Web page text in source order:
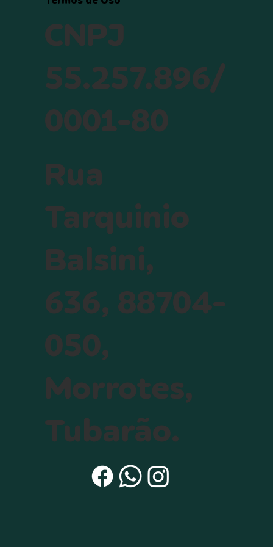
CNPJ
55.257.896/
0001-80
Rua
Tarquinio
Balsini,
636, 88704-
050,
Morrotes,
Tubarão.